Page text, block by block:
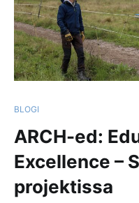
BLOGI
ARCH-ed:
Excellence –
projektissa